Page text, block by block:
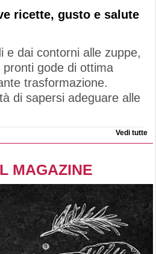
ricette, gusto e salute
e dai contorni alle zuppe,
gode di ottima
trasformazione.
di sapersi adeguare alle
Vedi tutte
MAGAZINE